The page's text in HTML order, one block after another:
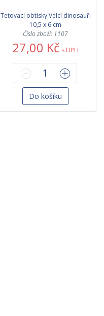
Tetovací obtisky Velcí dinosauři
10,5 x 6 cm
Číslo zboží: 1107
27,00 Kč s DPH
Do košíku